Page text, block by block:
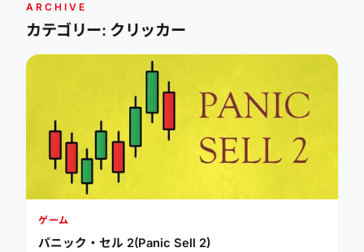
ARCHIVE
カテゴリー: クリッカー
ゲーム
パニック・セル 2(Panic Sell 2)